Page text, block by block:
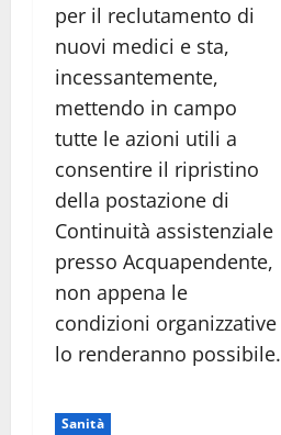
per il reclutamento di
nuovi medici e sta,
incessantemente,
mettendo in campo
tutte le azioni utili a
consentire il ripristino
della postazione di
Continuità assistenziale
presso Acquapendente,
non appena le
condizioni organizzative
lo renderanno possibile.
Sanità